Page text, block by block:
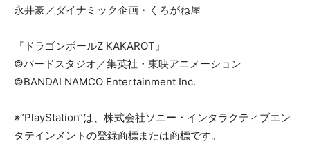
永井豪／ダイナミック企画・くろがね屋
『ドラゴンボールZ KAKAROT』
©バードスタジオ／集英社・東映アニメーション
©BANDAI NAMCO Entertainment Inc.
※“PlayStation“は、株式会社ソニー・インタラクティブエン
タテインメントの登録商標または商標です。